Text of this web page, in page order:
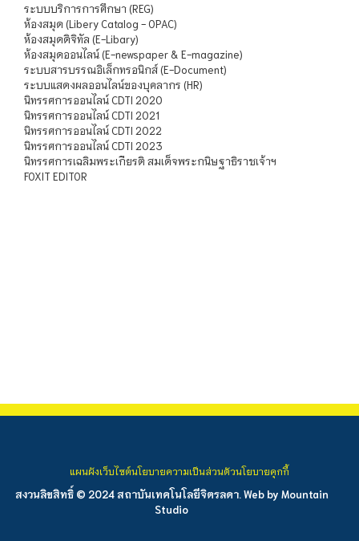
ระบบบริการการศึกษา (REG)
ห้องสมุด (Libery Catalog - OPAC)
ห้องสมุดดิจิทัล (E-Libary)
ห้องสมุดออนไลน์ (E-newspaper & E-magazine)
ระบบสารบรรณอิเล็กทรอนิกส์ (E-Document)
ระบบแสดงผลออนไลน์ของบุคลากร (HR)
นิทรรศการออนไลน์ CDTI 2020
นิทรรศการออนไลน์ CDTI 2021
นิทรรศการออนไลน์ CDTI 2022
นิทรรศการออนไลน์ CDTI 2023
นิทรรศการเฉลิมพระเกียรติ สมเด็จพระกนิษฐาธิราชเจ้าฯ
FOXIT EDITOR
สงวนลิขสิทธิ์ © 2024 สถาบันเทคโนโลยีจิตรลดา. Web by Mountain
Studio
แผนผังเว็บไซต์นโยบายความเป็นส่วนตัวนโยบายคุกกี้